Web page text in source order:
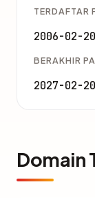
TERDAFTAR
2006-02-20
BERAKHIR
2027-02-20
Domain